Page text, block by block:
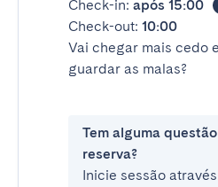
Check-in: após 15:00
Check-out: 10:00
Vai chegar mais cedo
guardar as malas?
Tem alguma
reserva?
Inicie sessão